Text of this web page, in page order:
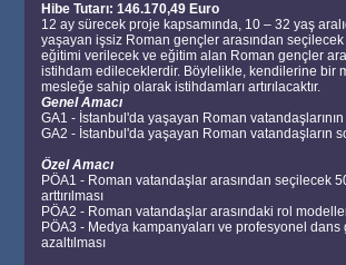
Hibe Tutarı: 146.170,49 Euro
12 ay sürecek proje kapsamında, 10 – 32 yaş
yaşayan işsiz Roman gençler arasından
eğitimi verilecek ve eğitim alan Roman gençler
istihdam edileceklerdir. Böylelikle, kendilerine bir
mesleğe sahip olarak istihdamları artırılacaktır.
Genel Amacı
GA1 - İstanbul'da yaşayan Roman
GA2 - İstanbul'da yaşayan Roman vatandaşların
Özel Amacı
PÖA1 - Roman vatandaşlar arasından seçilecek
arttırılması
PÖA2 - Roman vatandaşlar arasındaki rol
PÖA3 - Medya kampanyaları ve profesyonel
azaltılması